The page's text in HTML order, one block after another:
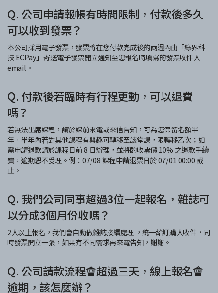
Q. 公司申請報帳有時間限制，付款後多久
可以收到發票？
本公司採用電子發票，發票將在您付款完成後的兩週內由「綠界科
技 ECPay」寄送電子發票開立通知至您報名時填寫的發票收件人
email。
Q. 付款後若臨時有行程更動，可以退費
嗎？
若無法出席課程，請於課前來電或來信告知，可為您保留名額半
年，半年內若對其他課程有興趣可轉移至該堂課，限轉移乙次；如
需申請退款請於課程日前 8 日辦理，並將酌收票價 10% 之退款手續
費，逾期恕不受理。例：07/08 課程申請退票日於 07/01 00:00 截
止。
Q. 我們公司同事超過3位一起報名，雜誌可
以分成3個月份收嗎？
2人以上報名，我們會自動做雜誌接續處理 ，統一給訂購人收件，同
時發票開立一張，如果有不同需求再來電告知，謝謝。
Q. 公司請款流程會超過三天，線上報名會
逾期，該怎麼辦？